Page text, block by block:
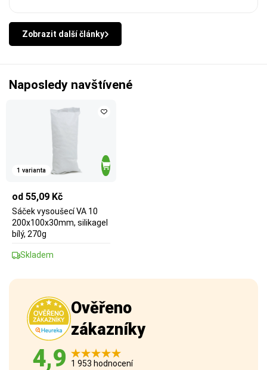
Zobrazit další články
Naposledy navštívené
1 varianta
od 55,09 Kč
Sáček vysoušecí VA 10
200x100x30mm, silikagel
bílý, 270g
Skladem
Ověřeno
zákazníky
4,9 1 953 hodnocení